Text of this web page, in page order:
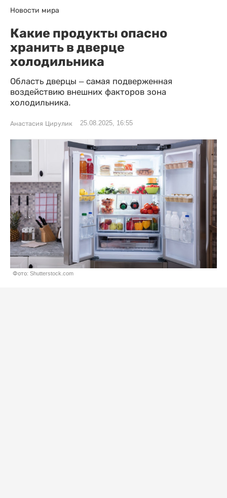
Новости мира
Какие продукты опасно
хранить в дверце
холодильника
Область дверцы – самая подверженная
воздействию внешних факторов зона
холодильника.
Анастасия Цирулик 25.08.2025, 16:55
Фото: Shutterstock.com